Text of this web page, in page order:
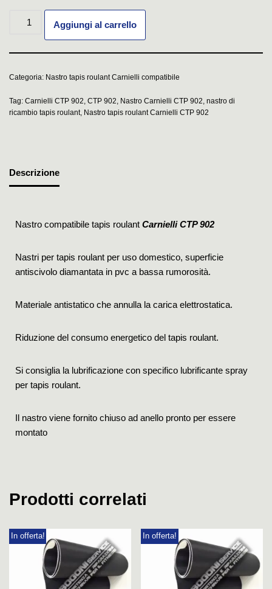
Aggiungi al carrello
Categoria: Nastro tapis roulant Carnielli compatibile
Tag: Carnielli CTP 902 CTP 902 Nastro Carnielli CTP 902 nastro di
ricambio tapis roulant, Nastro tapis roulant Carnielli CTP 902
Descrizione
Nastro compatibile tapis roulant Carnielli CTP 902
Nastri per tapis roulant per uso domestico, superficie
antiscivolo diamantata in pvc a bassa rumorosità.
Materiale antistatico che annulla la carica elettrostatica.
Riduzione del consumo energetico del tapis roulant.
Si consiglia la lubrificazione con specifico lubrificante spray
per tapis roulant.
Il nastro viene fornito chiuso ad anello pronto per essere
montato
Prodotti correlati
In offerta! In offerta!